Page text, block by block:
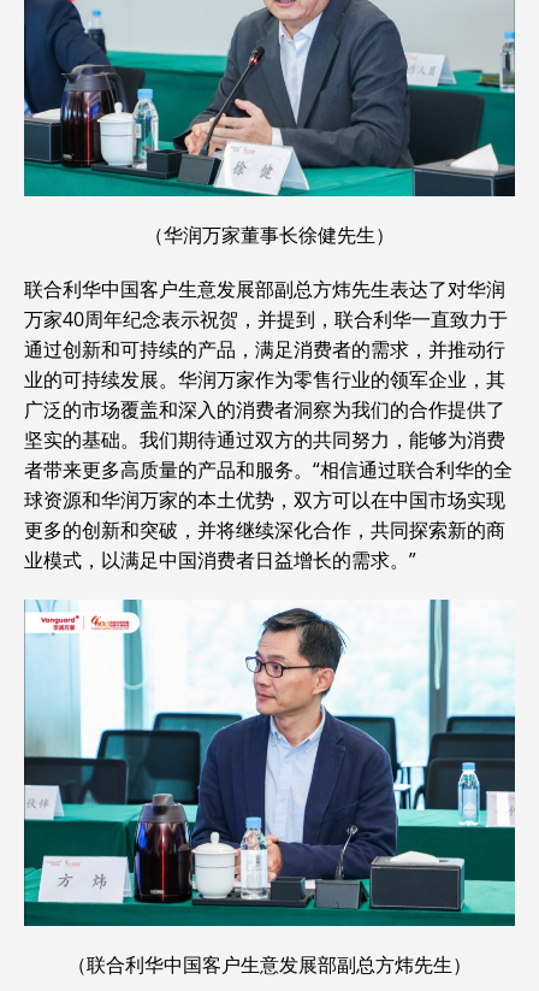
（华润万家董事长徐健先生）
联合利华中国客户生意发展部副总方炜先生表达了对华润
万家40周年纪念表示祝贺，并提到，联合利华一直致力于
通过创新和可持续的产品，满足消费者的需求，并推动行
业的可持续发展。华润万家作为零售行业的领军企业，其
广泛的市场覆盖和深入的消费者洞察为我们的合作提供了
坚实的基础。我们期待通过双方的共同努力，能够为消费
者带来更多高质量的产品和服务。“相信通过联合利华的全
球资源和华润万家的本土优势，双方可以在中国市场实现
更多的创新和突破，并将继续深化合作，共同探索新的商
业模式，以满足中国消费者日益增长的需求。”
（联合利华中国客户生意发展部副总方炜先生）